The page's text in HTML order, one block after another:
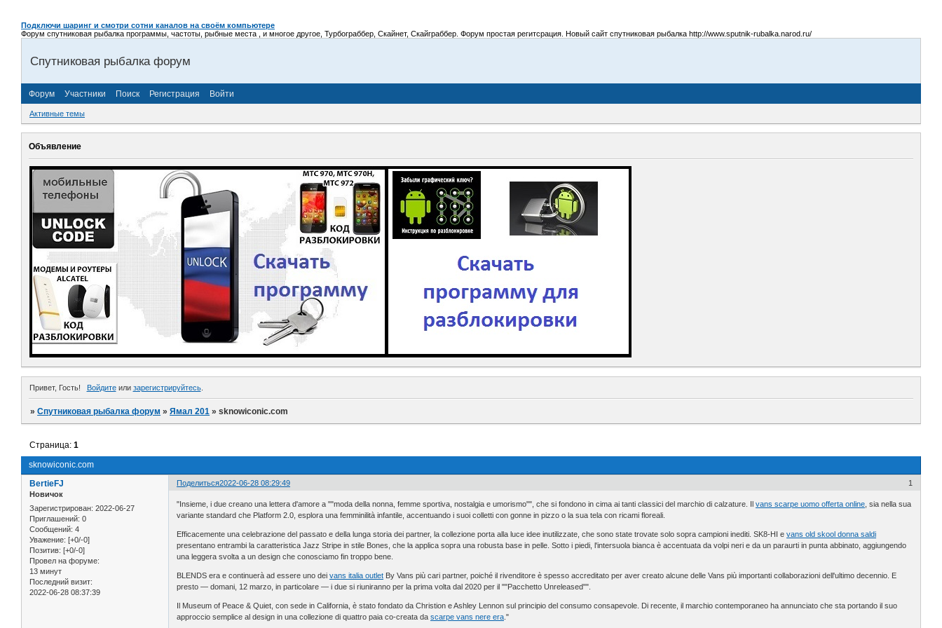
Подключи шаринг и смотри сотни каналов на своём компьютере
Форум спутниковая рыбалка программы, частоты, рыбные места , и многое другое, Турбограббер, Скайнет, Скайграббер. Форум простая регитсрация. Новый сайт спутниковая рыбалка http://www.sputnik-rubalka.narod.ru/
Спутниковая рыбалка форум
Форум Участники Поиск Регистрация Войти
Активные темы
Объявление
Привет, Гость! Войдитеили зарегистрируйтесь.
»Спутниковая рыбалка форум »Ямал 201 »sknowiconic.com
sknowiconic.com
Страница:1
Поделиться 1
2022-06-28 08:29:49
BertieFJ
Новичок
Зарегистрирован: 2022-06-27
Приглашений: 0
Сообщений: 4
Уважение: [+0/-0]
Позитив: [+0/-0]
Провел на форуме:
13 минут
Последний визит:
2022-06-28 08:37:39
"Insieme, i due creano una lettera d'amore a ""moda della nonna, femme sportiva, nostalgia e umorismo"", che si fondono in cima ai tanti classici del marchio di calzature. Ilvans scarpe uomo offerta online , sia nella sua
variante standard che Platform 2.0, esplora una femminilità infantile, accentuando i suoi colletti con gonne in pizzo o la sua tela con ricami floreali.
Efficacemente una celebrazione del passato e della lunga storia dei partner, la collezione porta alla luce idee inutilizzate, che sono state trovate solo sopra campioni inediti. SK8-HI evans old skool donna saldi
presentano entrambi la caratteristica Jazz Stripe in stile Bones, che la applica sopra una robusta base in pelle. Sotto i piedi, l'intersuola bianca è accentuata da volpi neri e da un paraurti in punta abbinato, aggiungendo
una leggera svolta a un design che conosciamo fin troppo bene.
BLENDS era e continuerà ad essere uno deivans italia outlet By Vans più cari partner, poiché il rivenditore è spesso accreditato per aver creato alcune delle Vans più importanti collaborazioni dell'ultimo decennio. E
presto — domani, 12 marzo, in particolare — i due si riuniranno per la prima volta dal 2020 per il ""Pacchetto Unreleased"".
Il Museum of Peace & Quiet, con sede in California, è stato fondato da Christion e Ashley Lennon sul principio del consumo consapevole. Di recente, il marchio contemporaneo ha annunciato che sta portando il suo
approccio semplice al design in una collezione di quattro paia co-creata dascarpe vans nere era ."